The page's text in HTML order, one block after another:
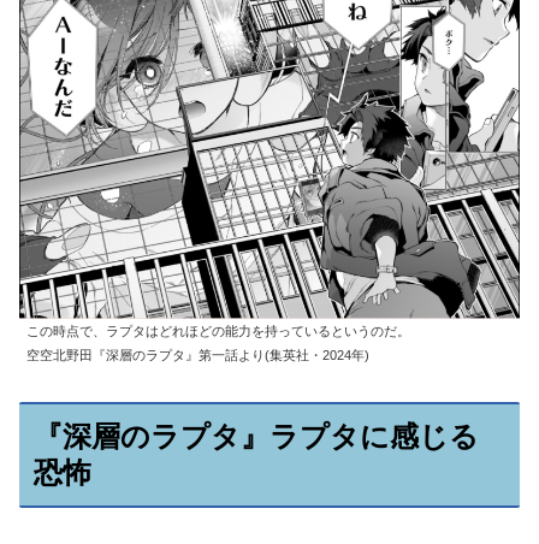
この時点で、ラプタはどれほどの能力を持っているというのだ。
空空北野田『深層のラプタ』第一話より(集英社・2024年)
『深層のラプタ』ラプタに感じる
恐怖